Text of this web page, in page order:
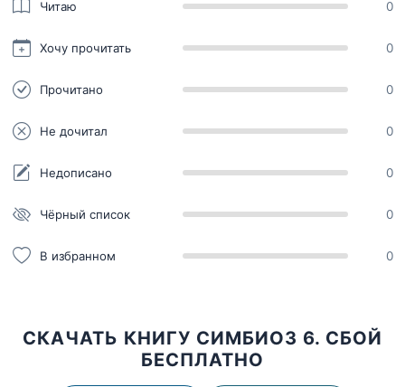
Читаю 0
Хочу прочитать 0
Прочитано 0
Не дочитал 0
Недописано 0
Чёрный список 0
В избранном 0
СКАЧАТЬ КНИГУ СИМБИОЗ 6. СБОЙ
БЕСПЛАТНО